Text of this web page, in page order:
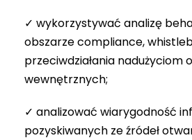
✓ wykorzystywać analizę
obszarze compliance,
przeciwdziałania nadużyciom
wewnętrznych;
✓ analizować wiarygodność
pozyskiwanych ze źródeł